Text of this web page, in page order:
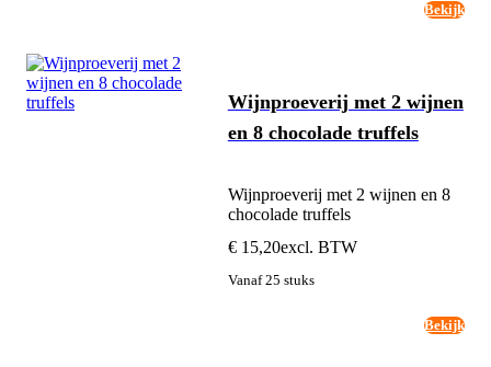
Bekijk
Wijnproeverij met 2 wijnen
en 8 chocolade truffels
Wijnproeverij met 2 wijnen en 8
chocolade truffels
€ 15,20excl. BTW
Vanaf 25 stuks
Bekijk